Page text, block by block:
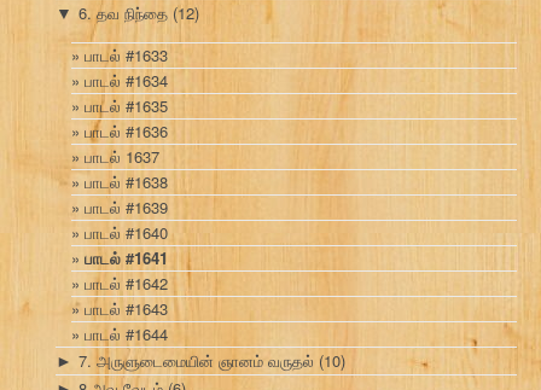
▼ 6. தவ நிந்தை (12)
பாடல் #1633
பாடல் #1634
பாடல் #1635
பாடல் #1636
பாடல் 1637
பாடல் #1638
பாடல் #1639
பாடல் #1640
பாடல் #1641
பாடல் #1642
பாடல் #1643
பாடல் #1644
► 7. அருளுடைமையின் ஞானம் வருதல் (10)